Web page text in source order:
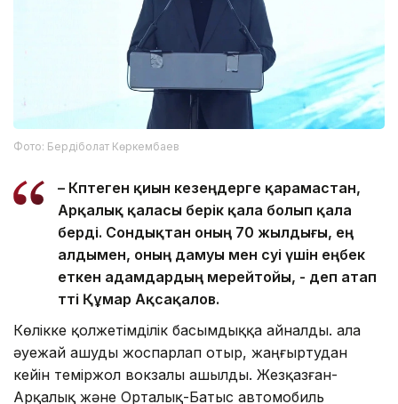
Фото: Бердіболат Көркембаев
– Көптеген қиын кезеңдерге қарамастан,
Арқалық қаласы берік қала болып қала
берді. Сондықтан оның 70 жылдығы, ең
алдымен, оның дамуы мен өсуі үшін еңбек
еткен адамдардың мерейтойы, - деп атап
өтті Құмар Ақсақалов.
Көлікке қолжетімділік басымдыққа айналды. Қала
әуежай ашуды жоспарлап отыр, жаңғыртудан
кейін теміржол вокзалы ашылды. Жезқазған-
Арқалық және Орталық-Батыс автомобиль